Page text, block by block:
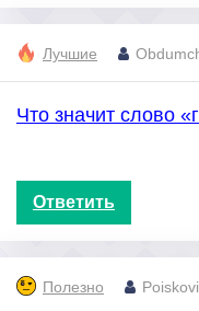
Лучшие
Что значит слово
Ответить
Полезно